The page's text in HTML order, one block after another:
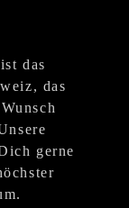
das
das
gerne